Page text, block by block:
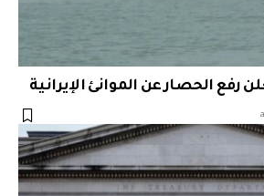
رفع الحصار عن الموانئ الإيرانية